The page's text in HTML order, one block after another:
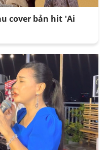
cover bản hit 'Ai